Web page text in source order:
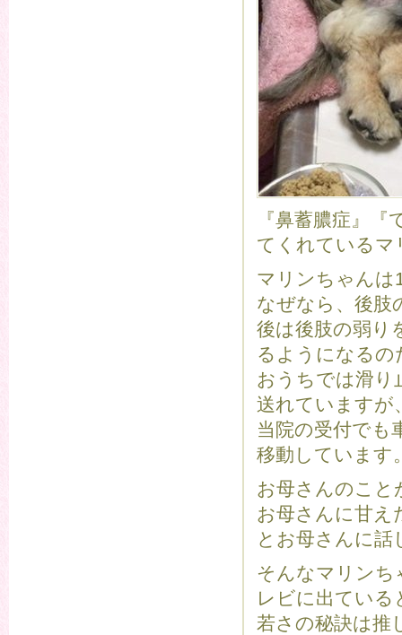
『鼻蓄膿症』
てくれているマ
マリンちゃんは
なぜなら、後肢
後は後肢の弱り
るようになるの
おうちでは滑り
送れていますが
当院の受付でも
移動しています
お母さんのこと
お母さんに甘え
とお母さんに話
そんなマリンち
レビに出てい
若さの秘訣は推